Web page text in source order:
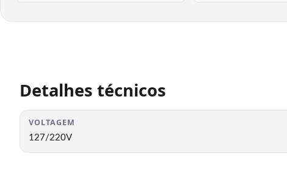
Saída a relé:
Saída Apoio 1
– 1/2 CV ou 1500 W em 127 Vca
– 1 CV ou 3000 W em 220 Vca
Detalhes técnicos
VOLTAGEM
127/220V